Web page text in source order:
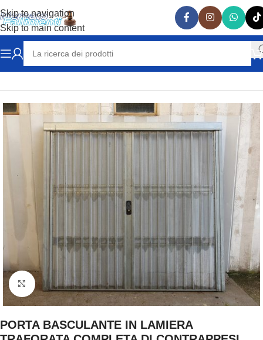
Skip to navigation
Skip to main content
Home VARIE
Clicca per ingrandire
PORTA BASCULANTE IN LAMIERA